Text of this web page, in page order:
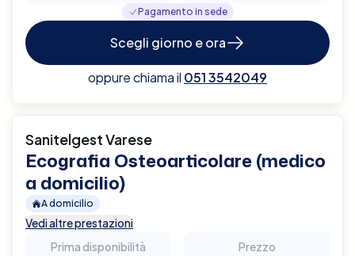
Pagamento in sede
Scegli giorno e ora
oppure chiama il 051 3542049
Sanitelgest Varese
Ecografia Osteoarticolare (medico
a domicilio)
A domicilio
Vedi altre prestazioni
Prima disponibilità
Prezzo